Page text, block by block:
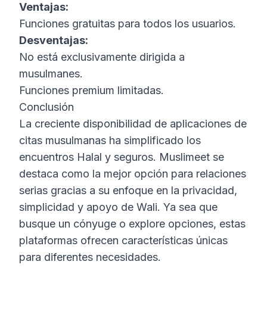
Ventajas:
Funciones gratuitas para todos los usuarios.
Desventajas:
No está exclusivamente dirigida a
musulmanes.
Funciones premium limitadas.
Conclusión
La creciente disponibilidad de aplicaciones de
citas musulmanas ha simplificado los
encuentros Halal y seguros. Muslimeet se
destaca como la mejor opción para relaciones
serias gracias a su enfoque en la privacidad,
simplicidad y apoyo de Wali. Ya sea que
busque un cónyuge o explore opciones, estas
plataformas ofrecen características únicas
para diferentes necesidades.